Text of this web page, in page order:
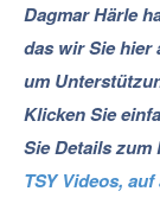
Dagmar Härle
das wir Sie hier
um
Klicken Sie
Sie Details zum
TSY Videos,